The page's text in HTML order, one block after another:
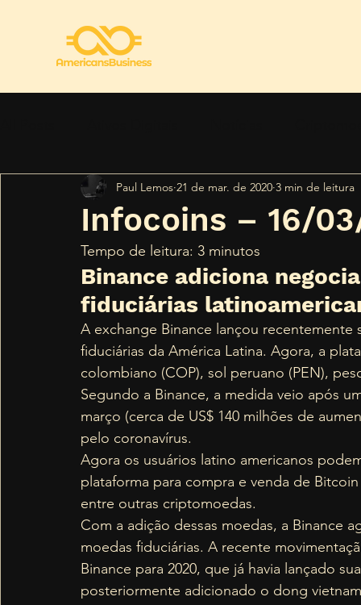
Regulamentação Segurança Tendências
Infocoins – 16/
Paul Lemos 21 de mar. de 2020 3 min de leitura
Tempo de leitura: 3 minutos
Binance adiciona
fiduciárias
A exchange Binance lançou
fiduciárias da América Latina. Agora, a
colombiano (COP), sol peruano (PEN),
Segundo a Binance, a medida veio após
março (cerca de US$ 140 milhões de
pelo coronavírus.
Agora os usuários latino americanos
plataforma para compra e venda de
entre outras criptomoedas.
Com a adição dessas moedas, a Binance
moedas fiduciárias. A recente
Binance para 2020, que já havia lançado
posteriormente adicionado o dong